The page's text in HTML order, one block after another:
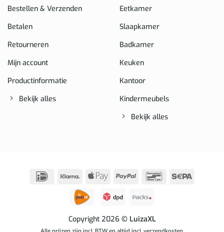
Bestellen & Verzenden
Betalen
Retourneren
Mijn account
Productinformatie
Bekijk alles
Eetkamer
Slaapkamer
Badkamer
Keuken
Kantoor
Kindermeubels
Bekijk alles
IDeal Klarna
Apple
PayPal BancontactSepa
Copyright 2026 © LuizaXL